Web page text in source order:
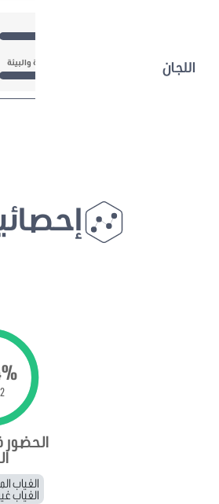
اللجان
والطاقة والثروات الطبيعية والبنية الأساسية والبيئة
الحضور
الغياب
الغياب